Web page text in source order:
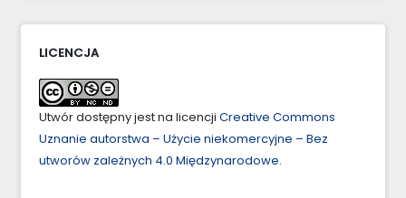
LICENCJA
Utwór dostępny jest na licencji Creative Commons
Uznanie autorstwa – Użycie niekomercyjne – Bez
utworów zależnych 4.0 Międzynarodowe.